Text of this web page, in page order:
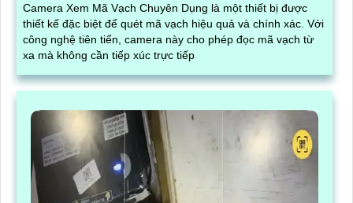
Camera Xem Mã Vạch Chuyên Dụng là một thiết bị được
thiết kế đặc biệt để quét mã vạch hiệu quả và chính xác. Với
công nghệ tiên tiến, camera này cho phép đọc mã vạch từ
xa mà không cần tiếp xúc trực tiếp